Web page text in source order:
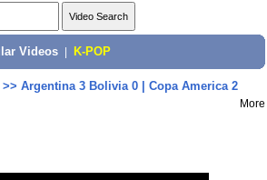
Videos K-POP
Argentina 3 Bolivia 0 | Copa America 2
More